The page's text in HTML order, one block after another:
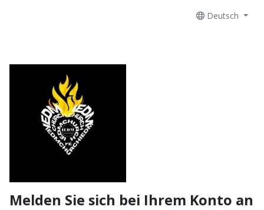
Deutsch
Melden Sie sich bei Ihrem Konto an